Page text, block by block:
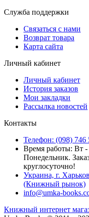
Служба поддержки
Связаться с нами
Возврат товара
Карта сайта
Личный кабинет
Личный кабинет
История заказов
Мои закладки
Рассылка новостей
Контакты
Телефон: (098) 746
Время работы: Вт
Понедельник.
круглосуточно!
Украина, г.
(Книжный рынок)
info@umka-
Книжный интернет